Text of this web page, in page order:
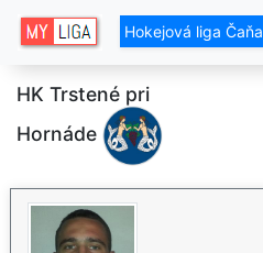
Hokejová liga Čaňa
HK Trstené pri
Hornáde